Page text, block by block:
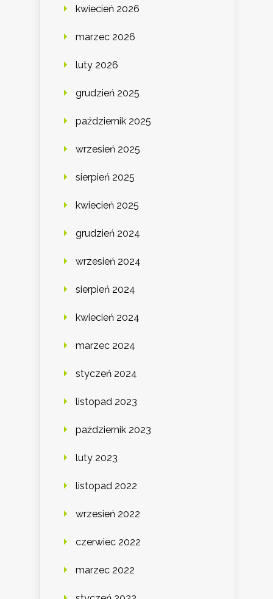
kwiecień 2026
marzec 2026
luty 2026
grudzień 2025
październik 2025
wrzesień 2025
sierpień 2025
kwiecień 2025
grudzień 2024
wrzesień 2024
sierpień 2024
kwiecień 2024
marzec 2024
styczeń 2024
listopad 2023
październik 2023
luty 2023
listopad 2022
wrzesień 2022
czerwiec 2022
marzec 2022